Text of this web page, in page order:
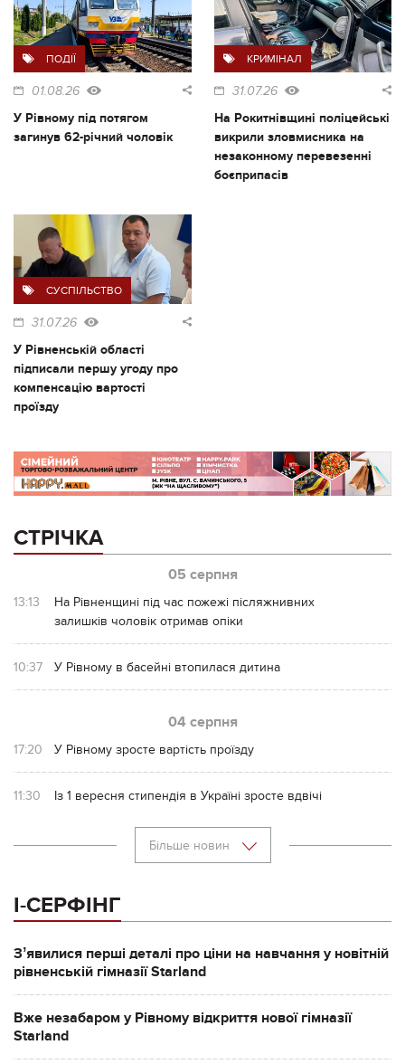
ПОДІЇ
01.08.26
У Рівному під потягом
загинув 62-річний чоловік
КРИМІНАЛ
31.07.26
На Рокитнівщині поліцейські
викрили зловмисника на
незаконному перевезенні
боєприпасів
СУСПІЛЬСТВО
31.07.26
У Рівненській області
підписали першу угоду про
компенсацію вартості
проїзду
СТРІЧКА
05 серпня
13:13
На Рівненщині під час пожежі післяжнивних
залишків чоловік отримав опіки
10:37 У Рівному в басейні втопилася дитина
04 серпня
17:20 У Рівному зросте вартість проїзду
11:30 Із 1 вересня стипендія в Україні зросте вдвічі
Більше новин
І-СЕРФІНГ
Зʼявилися перші деталі про ціни на навчання у новітній
рівненській гімназії Starland
Вже незабаром у Рівному відкриття нової гімназії
Starland